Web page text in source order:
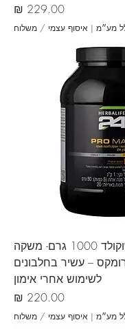
מחיר
מע״מ | איסוף עצמי / משלוח
PRO MAX שוקולד 1000 גרם- משקה
– עשיר בחלבונים
לשימוש אחרי אימון
מחיר
מע״מ | איסוף עצמי / משלוח